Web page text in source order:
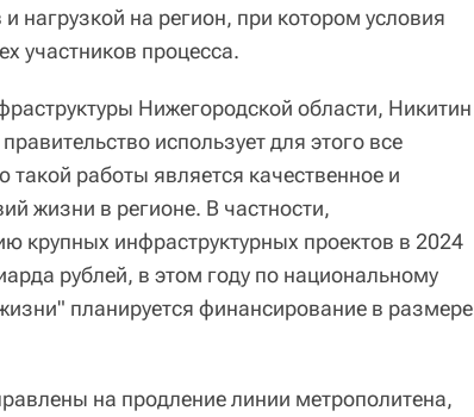
нагрузкой на регион, при котором условия
участников процесса.
Нижегородской области, Никитин
использует для этого все
работы является качественное и
жизни в регионе. В частности,
крупных инфраструктурных проектов в 2024
рублей, в этом году по национальному
планируется финансирование в размере
на продление линии метрополитена,